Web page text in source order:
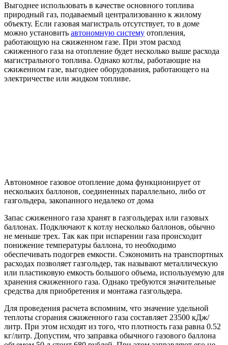
Выгоднее использовать в качестве основного топлива
природный газ, подаваемый централизованно к жилому
объекту. Если газовая магистраль отсутствует, то в доме
можно установить автономную систему отопления,
работающую на сжиженном газе. При этом расход
сжиженного газа на отопление будет несколько выше расхода
магистрального топлива. Однако котлы, работающие на
сжиженном газе, выгоднее оборудования, работающего на
электричестве или жидком топливе.
Автономное газовое отопление дома функционирует от
нескольких баллонов, соединенных параллельно, либо от
газгольдера, закопанного недалеко от дома
Запас сжиженного газа хранят в газгольдерах или газовых
баллонах. Подключают к котлу несколько баллонов, обычно
не меньше трех. Так как при испарении газа происходит
понижение температуры баллона, то необходимо
обеспечивать подогрев емкости. Сэкономить на транспортных
расходах позволяет газгольдер, так называют металлическую
или пластиковую емкость большого объема, используемую для
хранения сжиженного газа. Однако требуются значительные
средства для приобретения и монтажа газгольдера.
Для проведения расчета вспомним, что значение удельной
теплоты сгорания сжиженного газа составляет 23500 кДж/
литр. При этом исходят из того, что плотность газа равна 0.52
кг/литр. Допустим, что заправка обычного газового баллона